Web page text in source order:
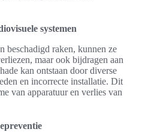
systemen
beschadigd raken, kunnen ze
maar ook bijdragen aan
kan ontstaan door diverse
en incorrecte installatie. Dit
van apparatuur en verlies van